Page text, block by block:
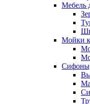
Мебель
Мойки